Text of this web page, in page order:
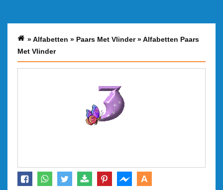
»Alfabetten » Paars Met Vlinder»Alfabetten Paars
Met Vlinder
A